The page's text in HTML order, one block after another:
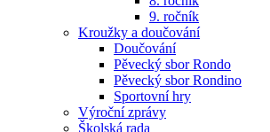
9. ročník
Kroužky a doučování
Doučování
Pěvecký sbor Rondo
Pěvecký sbor Rondino
Sportovní hry
Výroční zprávy
Školská rada